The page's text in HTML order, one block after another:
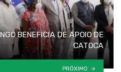
BENEFICIA DE APOIO DE
CATOCA
PRÓXIMO